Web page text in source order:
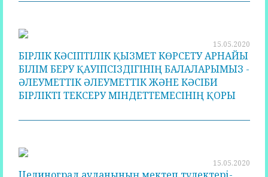
15.05.2020
БІРЛІК КӘСІПТІЛІК ҚЫЗМЕТ КӨРСЕТУ АРНАЙЫ
БІЛІМ БЕРУ ҚАУІПСІЗДІГІНІҢ БАЛАЛАРЫМЫЗ -
ӘЛЕУМЕТТІК ӘЛЕУМЕТТІК ЖӘНЕ КӘСІБИ
БІРЛІКТІ ТЕКСЕРУ МІНДЕТТЕМЕСІНІҢ ҚОРЫ
15.05.2020